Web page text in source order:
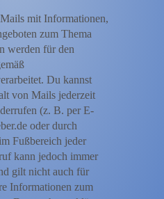
mit Informationen,
zum Thema
werden für den
Du kannst
von Mails jederzeit
(z. B. per E-
oder durch
Fußbereich jeder
kann jedoch immer
gilt nicht auch für
Informationen zum